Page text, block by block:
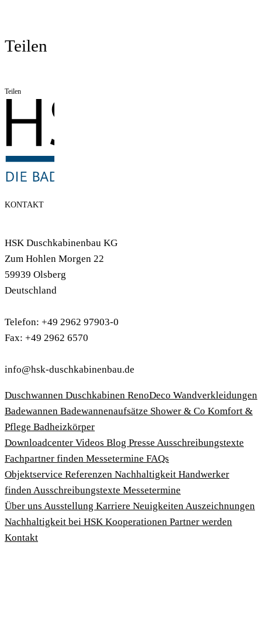
Teilen
Teilen
KONTAKT
HSK Duschkabinenbau KG
Zum Hohlen Morgen 22
59939 Olsberg
Deutschland
Telefon: +49 2962 97903-0
Fax: +49 2962 6570
info@hsk-duschkabinenbau.de
Duschwannen Duschkabinen RenoDeco Wandverkleidungen
Badewannen Badewannenaufsätze Shower & Co Komfort &
Pflege Badheizkörper
Download­center Videos Blog Presse Ausschreibungstexte
Fachpartner finden Messetermine FAQs
Objektservice Referenzen Nachhaltigkeit Handwerker
finden Ausschreibungstexte Messetermine
Über uns Ausstellung Karriere Neuigkeiten Auszeichnungen
Nachhaltigkeit bei HSK Kooperationen Partner werden
Kontakt